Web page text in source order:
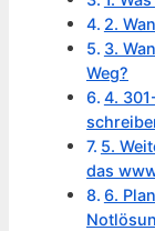
2.
3.
Weg?
4.
5.
das
6.